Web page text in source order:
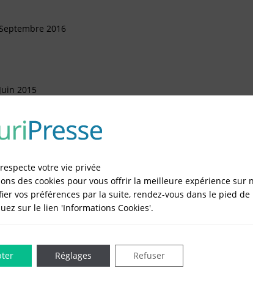
2016
2015
EN LIGNE DANS LE DÉPARTEMENT DU 94 -
2023
votre vie privée
des cookies pour vous offrir la meilleure expérience sur
vos préférences par la suite, rendez-vous dans le pied
sur le lien 'Informations Cookies'.
Refuser
Réglages